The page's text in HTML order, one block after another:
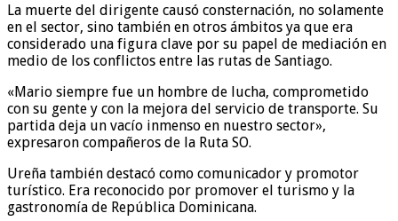
La muerte del dirigente causó consternación, no solamente
en el sector, sino también en otros ámbitos ya que era
considerado una figura clave por su papel de mediación en
medio de los conflictos entre las rutas de Santiago.
«Mario siempre fue un hombre de lucha, comprometido
con su gente y con la mejora del servicio de transporte. Su
partida deja un vacío inmenso en nuestro sector»,
expresaron compañeros de la Ruta SO.
Ureña también destacó como comunicador y promotor
turístico. Era reconocido por promover el turismo y la
gastronomía de República Dominicana.